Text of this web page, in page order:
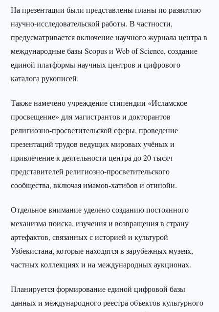
На презентации были представлены планы по развитию
научно-исследовательской работы. В частности,
предусматривается включение научного журнала центра в
международные базы Scopus и Web of Science, создание
единой платформы научных центров и цифрового
каталога рукописей.
Также намечено учреждение стипендии «Исламское
просвещение» для магистрантов и докторантов
религиозно-просветительской сферы, проведение
презентаций трудов ведущих мировых учёных и
привлечение к деятельности центра до 20 тысяч
представителей религиозно-просветительского
сообщества, включая имамов-хатибов и отинойи.
Отдельное внимание уделено созданию постоянного
механизма поиска, изучения и возвращения в страну
артефактов, связанных с историей и культурой
Узбекистана, которые находятся в зарубежных музеях,
частных коллекциях и на международных аукционах.
Планируется формирование единой цифровой базы
данных и международного реестра объектов культурного